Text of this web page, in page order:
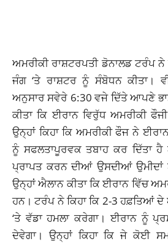
ਅਮਰੀਕੀ ਰਾਸ਼ਟਰਪਤੀ ਡੋਨਾਲਡ ਟਰੰਪ
ਜੰਗ ‘ਤੇ ਰਾਸ਼ਟਰ ਨੂੰ ਸੰਬੋਧਨ ਕੀਤਾ।
ਅਨੁਸਾਰ ਸਵੇਰੇ 6:30 ਵਜੇ ਦਿੱਤੇ ਆਪਣੇ
ਕੀਤਾ ਕਿ ਈਰਾਨ ਵਿਰੁੱਧ ਅਮਰੀਕੀ
ਉਨ੍ਹਾਂ ਕਿਹਾ ਕਿ ਅਮਰੀਕੀ ਫੌਜ ਨੇ
ਨੂੰ ਸਫਲਤਾਪੂਰਵਕ ਤਬਾਹ ਕਰ ਦਿੱਤਾ
ਪ੍ਰਾਪਤ ਕਰਨ ਦੀਆਂ ਉਸਦੀਆਂ ਉਮੀਦਾਂ
ਉਨ੍ਹਾਂ ਐਲਾਨ ਕੀਤਾ ਕਿ ਈਰਾਨ ਵਿੱਚ
ਹਨ। ਟਰੰਪ ਨੇ ਕਿਹਾ ਕਿ 2-3 ਹਫ਼ਤਿਆਂ
‘ਤੇ ਵੱਡਾ ਹਮਲਾ ਕਰੇਗਾ। ਈਰਾਨ ਨੂੰ
ਦੇਵੇਗਾ। ਉਨ੍ਹਾਂ ਕਿਹਾ ਕਿ ਜੇ ਕੋਈ